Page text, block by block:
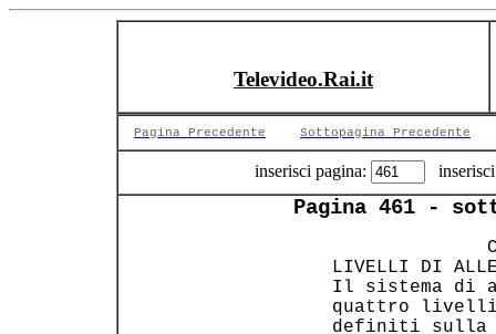
Televideo.Rai.it
Pagina Precedente Sottopagina Precedente
inserisci pagina:
Pagina 461 -
LIVELLI DI
Il sistema di
quattro livelli
definiti sulla